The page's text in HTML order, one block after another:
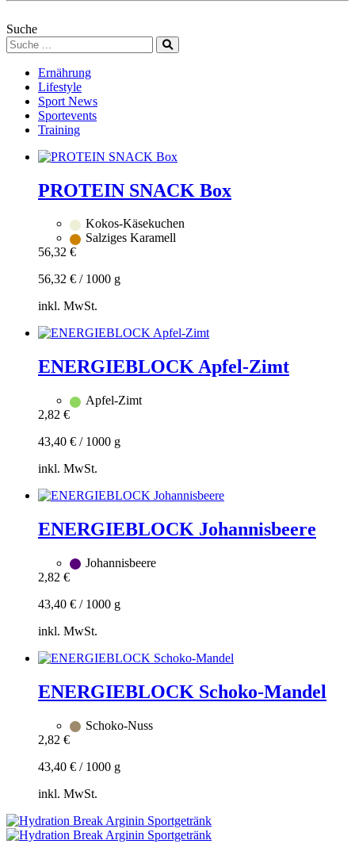
Suche
Ernährung
Lifestyle
Sport News
Sportevents
Training
PROTEIN SNACK Box
Kokos-Käsekuchen
Salziges Karamell
56,32 €
56,32 € / 1000 g
inkl. MwSt.
Zum
hinzufügen
Dieses
weist
mehrere
auf.
Die
Optionen
können
auf
Produktseite
werden
ENERGIEBLOCK Apfel-Zimt
Apfel-Zimt
2,82 €
43,40 € / 1000 g
inkl. MwSt.
Zum
hinzufügen
ENERGIEBLOCK Johannisbeere
Johannisbeere
2,82 €
43,40 € / 1000 g
inkl. MwSt.
Zum
hinzufügen
ENERGIEBLOCK Schoko-Mandel
Schoko-Nuss
2,82 €
43,40 € / 1000 g
inkl. MwSt.
Zum
Warenkorb